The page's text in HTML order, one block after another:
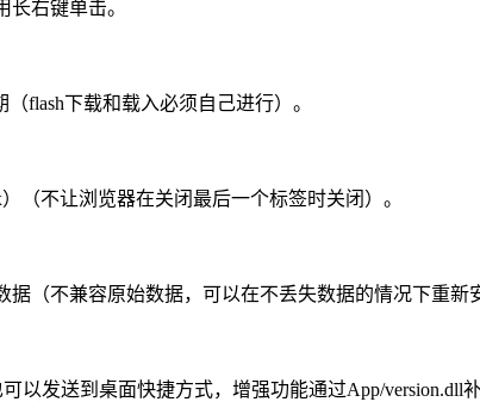
右键单击。
flash下载和载入必须自己进行）。
不让浏览器在关闭最后一个标签时关闭）。
不兼容原始数据，可以在不丢失数据的情况下重新
发送到桌面快捷方式，增强功能通过App/version.dll